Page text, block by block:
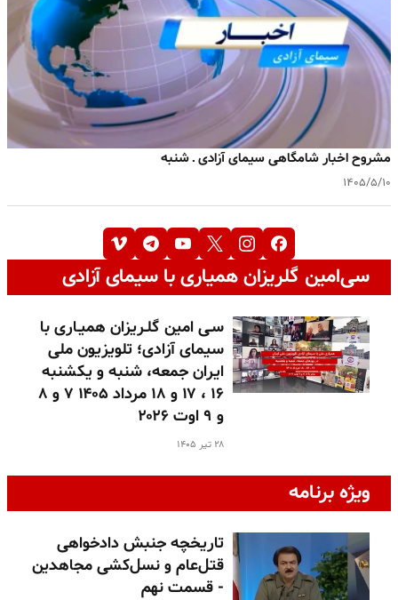
مشروح اخبار شامگاهی سیمای آزادی ـ شنبه
۱۴۰۵/۵/۱۰
سی‌امین گلریزان همیاری با سیمای آزادی
سـی امین گلـریزان همیـاری با
سیمای آزادی؛ تلویزیون ملی
ایران جمعه، شنبه و یکشنبه
۱۶ ، ۱۷ و ۱۸ مرداد ۱۴۰۵ ۷ و ۸
و ۹ اوت ۲۰۲۶
۲۸ تیر ۱۴۰۵
ویژه برنامه
تاریخچه جنبش دادخواهی
قتل‌عام و نسل‌کشی مجاهدین
- قسمت نهم